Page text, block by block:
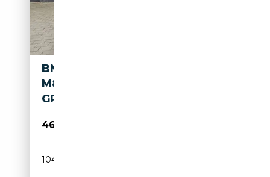
BMW M850 GRAN COUPÉ
M850I T-PANO EURO 6D LED
GPS !!
46 999€
104 471 km